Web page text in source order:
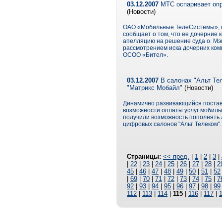
03.12.2007 МТС оспаривает
(Новости)
ОАО «Мобильные ТелеСистемы»,
сообщает о том, что ее дочерние
апелляцию на решение суда о.
рассмотрением иска дочерних
ОСОО «Бител».
03.12.2007 В салонах "Альт
"Матрикс Мобайл" (Новости)
Динамично развивающийся
возможности оплаты услуг
получили возможность
цифровых салонов "Альт Телеком".
Страницы: << пред. 1 2 3
22 23 24 25 26 27 28
45
46 47 48 49 50 51 52
69 70 71 72 73 74 75
92
93 94 95 96 97 98 99
112
113 114 115 116 117